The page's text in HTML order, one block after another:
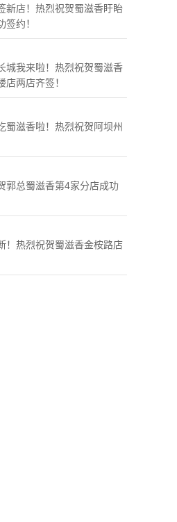
新店！热烈祝贺蜀滋香盱眙
签约！
城我来啦！热烈祝贺蜀滋香
店两店齐签！
蜀滋香啦！热烈祝贺阿坝州
郭总蜀滋香第4家分店成功
！热烈祝贺蜀滋香金桉路店